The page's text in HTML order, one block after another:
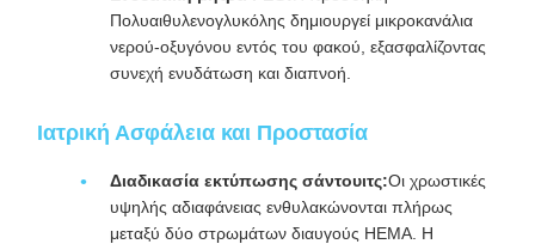
Πολυαιθυλενογλυκόλης δημιουργεί μικροκανάλια
νερού-οξυγόνου εντός του φακού, εξασφαλίζοντας
συνεχή ενυδάτωση και διαπνοή.
Ιατρική Ασφάλεια και Προστασία
Διαδικασία εκτύπωσης σάντουιτς:Οι χρωστικές
υψηλής αδιαφάνειας ενθυλακώνονται πλήρως
μεταξύ δύο στρωμάτων διαυγούς HEMA. Η